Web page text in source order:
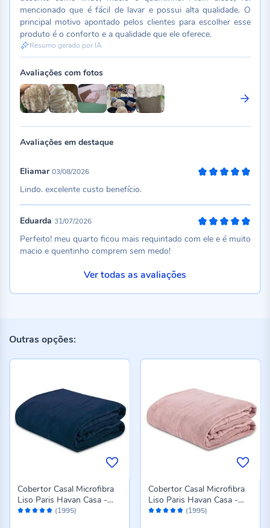
mencionado que é fácil de lavar e possui alta qualidade. O
principal motivo apontado pelos clientes para escolher esse
produto é o conforto e a qualidade que ele oferece.
Resumo gerado por IA
Avaliações com fotos
Avaliações em destaque
Eliamar 03/08/2026
Lindo. excelente custo benefício.
Eduarda 31/07/2026
Perfeito! meu quarto ficou mais requintado com ele e é muito
macio e quentinho comprem sem medo!
Ver todas as avaliações
Outras opções:
Avaliação: (1995)
Cobertor Casal Microfibra
Liso Paris Havan Casa -
Azul Profundo
Avaliação: (1995)
Cobertor Casal Microfibra
Liso Paris Havan Casa -
Rose